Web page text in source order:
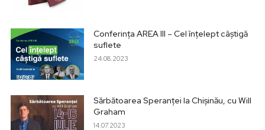
Conferința AREA III – Cel înțelept câștigă
suflete
24.08.2023
Sărbătoarea Speranței la Chișinău, cu Will
Graham
14.07.2023